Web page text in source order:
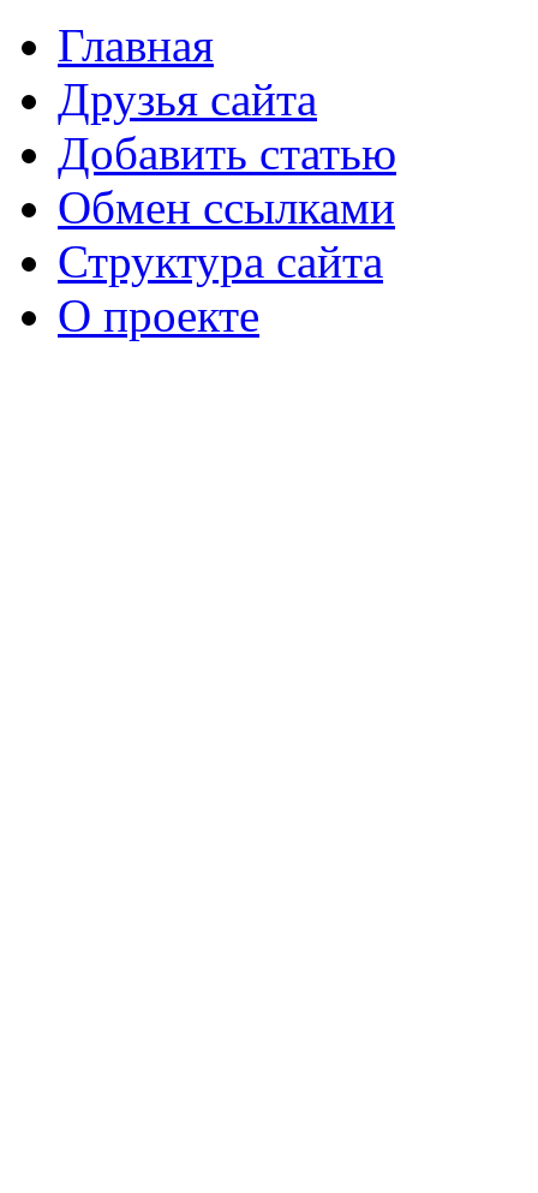
Главная
Друзья сайта
Добавить статью
Обмен ссылками
Структура сайта
О проекте